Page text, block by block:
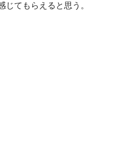
てもらえると思う。